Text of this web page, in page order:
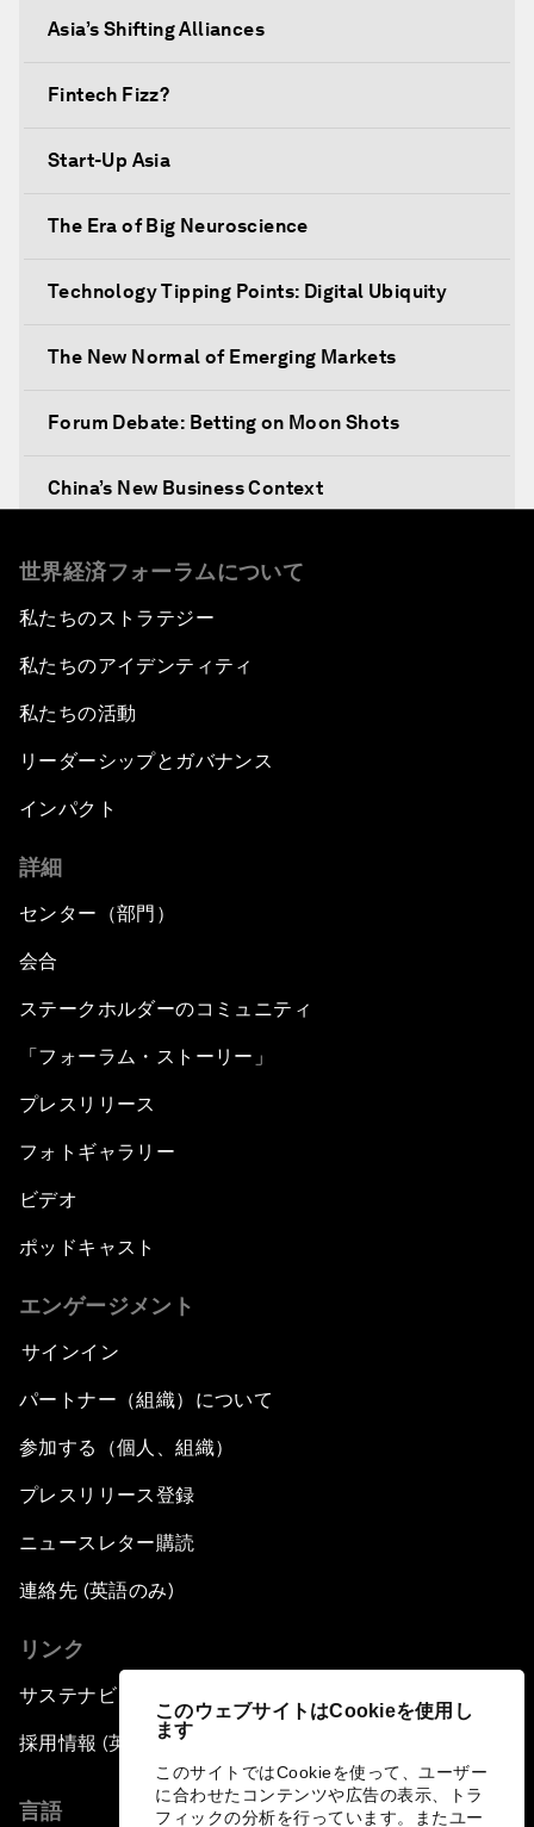
このウェブサイトはCookieを使用し
ます
このサイトではCookieを使って、ユーザー
に合わせたコンテンツや広告の表示、トラ
フィックの分析を行っています。またユー
Asia’s Shifting Alliances
Fintech Fizz?
Start-Up Asia
The Era of Big Neuroscience
Technology Tipping Points: Digital Ubiquity
The New Normal of Emerging Markets
Forum Debate: Betting on Moon Shots
China’s New Business Context
Agenda
After the Brexit
What If: Our Virtual Life Overtakes Our Physical
Reality?
Scientific China
Issue Briefing: Navigating the Gig Economy
New Normal, New Concept, New Engines
Human vs Machine: The Significance of
Cybercrime?
Pandemics and Big Data: Disrupting
China's Millennials
China's Global Ambitions
Unblocking Blockchain
Co-Chair Roundtable: Building a Global Brand
Welcome to the Annual Meeting of the New
世界経済フォーラムについて
私たちのストラテジー
私たちのアイデンティティ
私たちの活動
リーダーシップとガバナンス
インパクト
詳細
センター（部門）
会合
ステークホルダーのコミュニティ
「フォーラム・ストーリー」
プレスリリース
フォトギャラリー
ビデオ
ポッドキャスト
エンゲージメント
サインイン
パートナー（組織）について
参加する（個人、組織）
プレスリリース登録
ニュースレター購読
連絡先 (英語のみ)
リンク
サステナビリティへの取り組み
採用情報 (英語のみ)
言語